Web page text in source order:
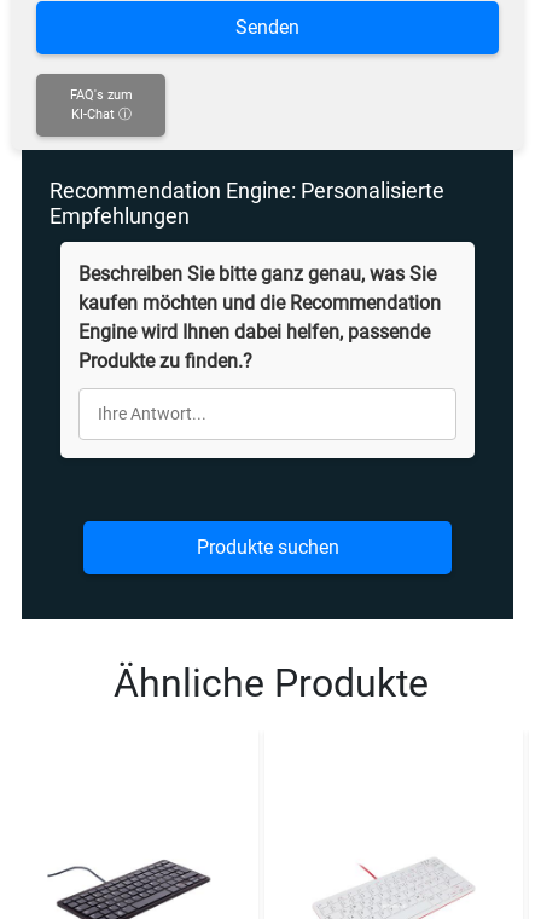
Senden
FAQ's zum
KI-Chat ⓘ
Recommendation Engine: Personalisierte
Empfehlungen
Beschreiben Sie bitte ganz genau, was Sie
kaufen möchten und die Recommendation
Engine wird Ihnen dabei helfen, passende
Produkte zu finden.?
Produkte suchen
Ähnliche Produkte